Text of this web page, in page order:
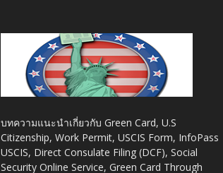
บทความแนะนำเกี่ยวกับ Green Card, U.S
Citizenship, Work Permit, USCIS Form, InfoPass
USCIS, Direct Consulate Filing (DCF), Social
Security Online Service, Green Card Through